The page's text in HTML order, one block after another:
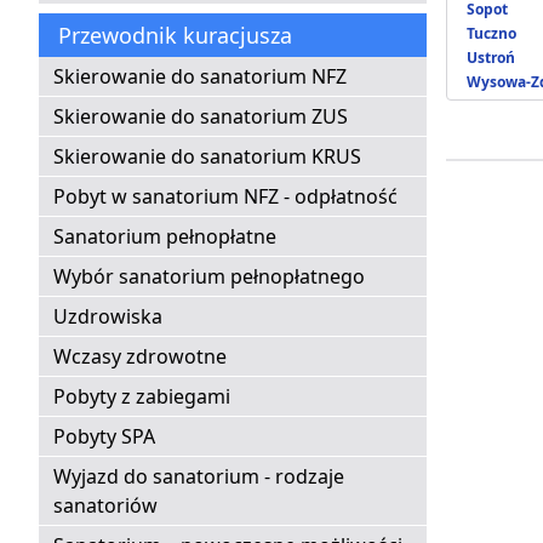
Przewodnik kuracjusza
Skierowanie do sanatorium NFZ
Skierowanie do sanatorium ZUS
Skierowanie do sanatorium KRUS
Pobyt w sanatorium NFZ - odpłatność
Sanatorium pełnopłatne
Wybór sanatorium pełnopłatnego
Uzdrowiska
Wczasy zdrowotne
Pobyty z zabiegami
Pobyty SPA
Wyjazd do sanatorium - rodzaje
sanatoriów
Sopot
Tuczno
Ustroń
Wysowa-